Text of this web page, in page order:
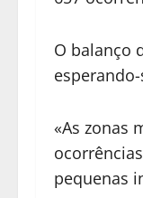
O balanço
«As zonas
pequenas